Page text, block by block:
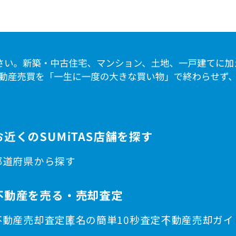
。新築・中古住宅、マンション、土地、一戸建てに
売買を「一生に一度の大きな買い物」で終わらせ
近くのSUMiTAS店舗を探す
道府県から探す
動産を売る・売却査定
動産売却査定匿名の簡単10秒査定不動産売却ガイ